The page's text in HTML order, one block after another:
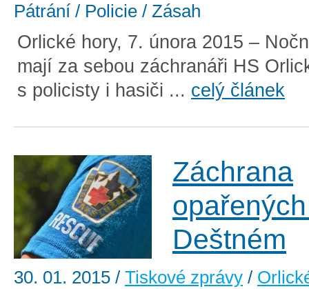
Pátrání / Policie / Zásah
Orlické hory, 7. února 2015 –
mají za sebou záchranáři HS
s policisty i hasiči ... celý článek
Záchrana
Deštném
30. 01. 2015 / Tiskové zprávy /